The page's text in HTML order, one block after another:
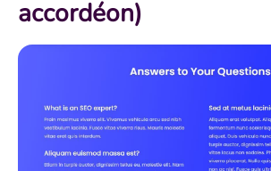
accordéon)